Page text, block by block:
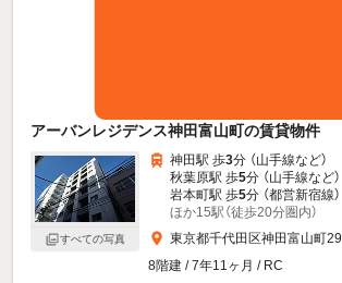
アーバンレジデンス神田富山町の賃貸物件
すべての写真
神田駅 歩3分 （山手線など）
秋葉原駅 歩5分 （山手線など）
岩本町駅 歩5分 （都営新宿線）
ほか15駅（徒歩20分圏内）
東京都千代田区神田富山町29
8階建 / 7年11ヶ月 / RC